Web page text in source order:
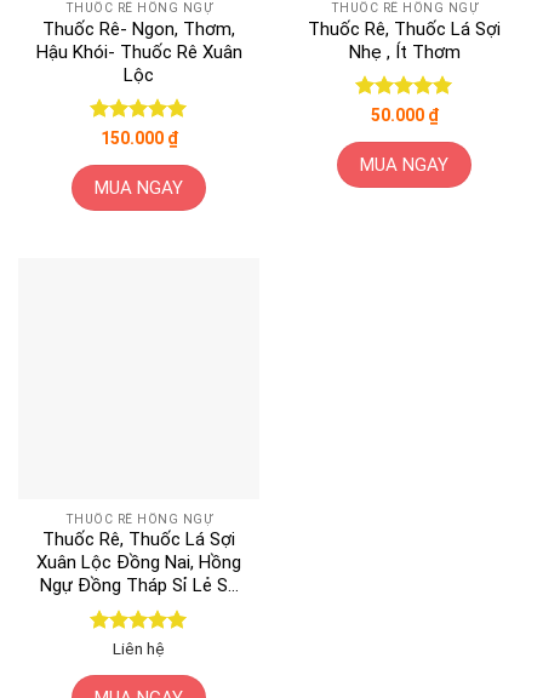
THUỐC RÊ HỒNG NGỰ
Thuốc Rê- Ngon, Thơm,
Hậu Khói- Thuốc Rê Xuân
Lộc
Được xếp
150.000 ₫
MUA NGAY
THUỐC RÊ HỒNG NGỰ
Thuốc Rê, Thuốc Lá Sợi
Nhẹ , Ít Thơm
Được xếp
50.000 ₫
MUA NGAY
THUỐC RÊ HỒNG NGỰ
Thuốc Rê, Thuốc Lá Sợi
Xuân Lộc Đồng Nai, Hồng
Ngự Đồng Tháp Sỉ Lẻ Số
Lượng Lớn
Được xếp
sao
Liên hệ